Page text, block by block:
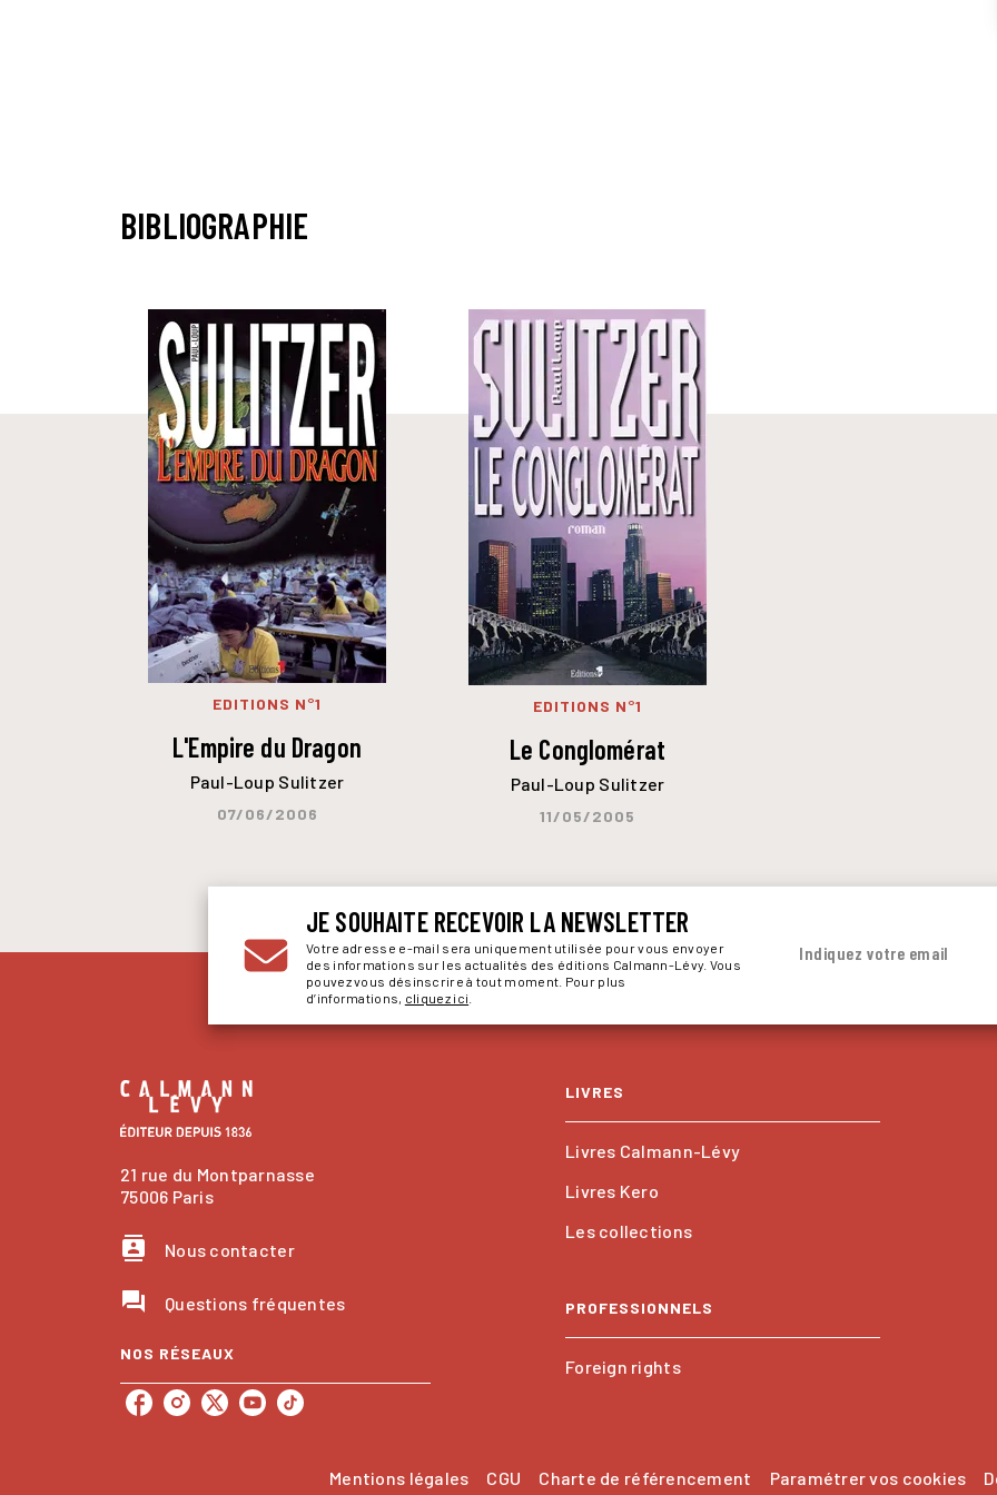
BIBLIOGRAPHIE
EDITIONS N°1
L'Empire du Dragon
Paul-Loup Sulitzer
07/06/2006
EDITIONS N°1
Le Conglomérat
Paul-Loup Sulitzer
11/05/2005
JE SOUHAITE RECEVOIR LA NEWSLETTER
Votre adresse e-mail sera uniquement utilisée pour vous envoyer
des informations sur les actualités des éditions Calmann-Lévy. Vous
pouvez vous désinscrire à tout moment. Pour plus
d’informations, cliquez ici
Indiquez votre email
21 rue du Montparnasse
75006 Paris
contacts Nous contacter
question_answer Questions fréquentes
NOS RÉSEAUX
LIVRES
Livres Calmann-Lévy
Livres Kero
Les collections
PROFESSIONNELS
Foreign rights
Mentions légales CGU Charte de référencement Paramétrer vos cookies